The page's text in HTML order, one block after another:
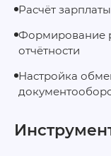
Расчёт
Формирование
отчётности
Настройка